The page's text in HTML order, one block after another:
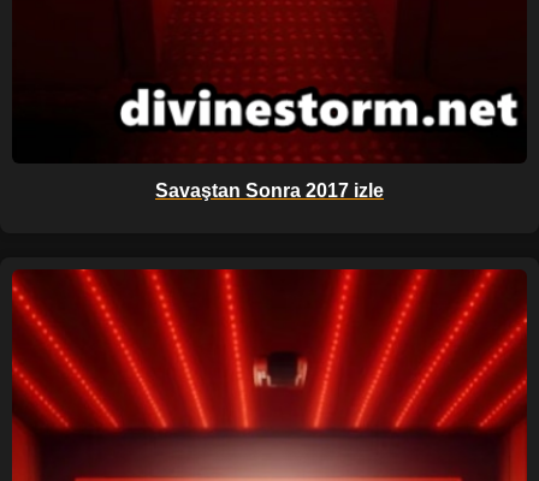
Savaştan Sonra 2017 izle